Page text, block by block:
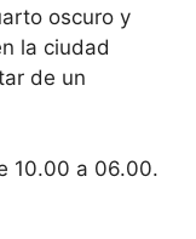
oscuro y
la ciudad
de un
10.00 a 06.00.